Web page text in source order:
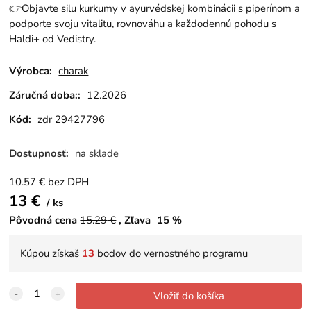
👉Objavte silu kurkumy v ayurvédskej kombinácii s piperínom a
podporte svoju vitalitu, rovnováhu a každodennú pohodu s
Haldi+ od Vedistry.
Výrobca: charak
Záručná doba:: 12.2026
Kód: zdr 29427796
Dostupnosť: na sklade
10.57 € bez DPH
13 €
ks
Pôvodná cena 15.29€ Zľava 15 %
Kúpou získaš 13 bodov do vernostného programu